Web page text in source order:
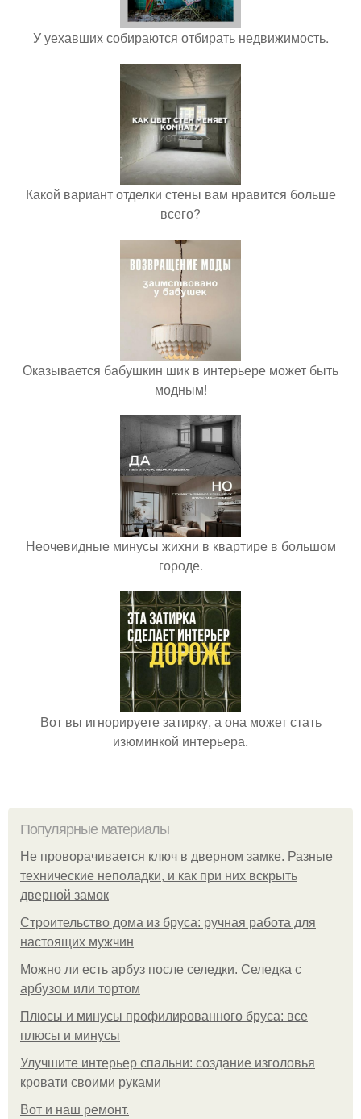
У уехавших собираются отбирать недвижимость.
Какой вариант отделки стены вам нравится больше
всего?
Оказывается бабушкин шик в интерьере может быть
модным!
Неочевидные минусы жихни в квартире в большом
городе.
Вот вы игнорируете затирку, а она может стать
изюминкой интерьера.
Популярные материалы
Не проворачивается ключ в дверном замке. Разные
технические неполадки, и как при них вскрыть
дверной замок
Строительство дома из бруса: ручная работа для
настоящих мужчин
Можно ли есть арбуз после селедки. Селедка с
арбузом или тортом
Плюсы и минусы профилированного бруса: все
плюсы и минусы
Улучшите интерьер спальни: создание изголовья
кровати своими руками
Boт и наш ремoнт.